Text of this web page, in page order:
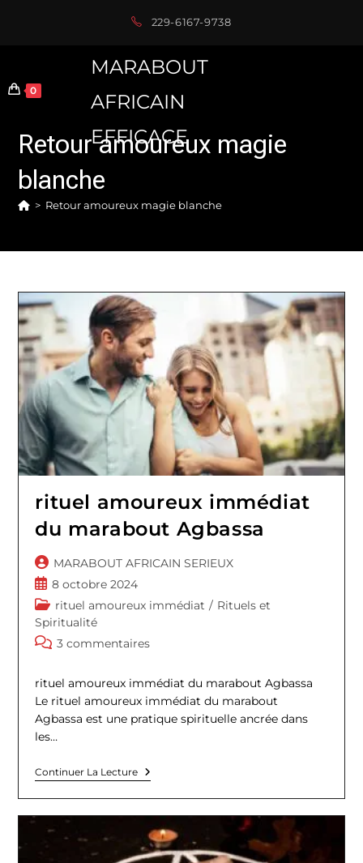
229-6167-9738
0
MARABOUT
AFRICAIN
EFFICACE
Retour amoureux magie
blanche
> Retour amoureux magie blanche
rituel amoureux immédiat
du marabout Agbassa
Auteur/autrice
de
la
publication :
MARABOUT AFRICAIN SERIEUX
Publication
publiée :
8 octobre 2024
Post
category:
rituel amoureux immédiat / Rituels et
Spiritualité
Commentaires
la
publication :
3 commentaires
rituel amoureux immédiat du marabout Agbassa
Le rituel amoureux immédiat du marabout
Agbassa est une pratique spirituelle ancrée dans
les…
Continuer La LectureRituel
Amoureux
Immédiat
Marabout
Agbassa